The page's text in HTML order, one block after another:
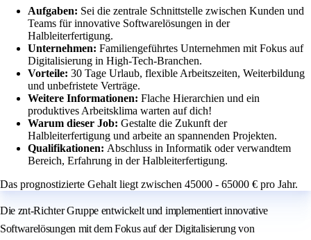
Aufgaben: Sei die zentrale Schnittstelle zwischen Kunden und
Teams für innovative Softwarelösungen in der
Halbleiterfertigung.
Unternehmen: Familiengeführtes Unternehmen mit Fokus auf
Digitalisierung in High-Tech-Branchen.
Vorteile: 30 Tage Urlaub, flexible Arbeitszeiten, Weiterbildung
und unbefristete Verträge.
Weitere Informationen: Flache Hierarchien und ein
produktives Arbeitsklima warten auf dich!
Warum dieser Job: Gestalte die Zukunft der
Halbleiterfertigung und arbeite an spannenden Projekten.
Qualifikationen: Abschluss in Informatik oder verwandtem
Bereich, Erfahrung in der Halbleiterfertigung.
Das prognostizierte Gehalt liegt zwischen 45000 - 65000 € pro Jahr.
Die znt-Richter Gruppe entwickelt und implementiert innovative
Softwarelösungen mit dem Fokus auf der Digitalisierung von